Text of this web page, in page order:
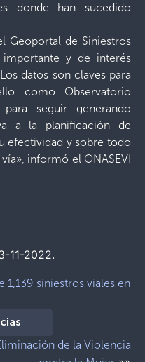
donde han sucedido
Geoportal de Siniestros
importante y de interés
datos son claves para
como Observatorio
seguir generando
a la planificación de
efectividad y sobre todo
informó el ONASEVI
11-2022.
1,139 siniestros viales en
de la Violencia